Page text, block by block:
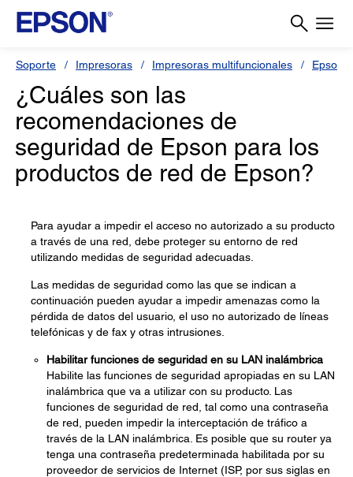
Soporte Impresoras Impresoras multifuncionales Epson L
¿Cuáles son las
recomendaciones de
seguridad de Epson para los
productos de red de Epson?
Para ayudar a impedir el acceso no autorizado a su producto
a través de una red, debe proteger su entorno de red
utilizando medidas de seguridad adecuadas.
Las medidas de seguridad como las que se indican a
continuación pueden ayudar a impedir amenazas como la
pérdida de datos del usuario, el uso no autorizado de líneas
telefónicas y de fax y otras intrusiones.
Habilitar funciones de seguridad en su LAN inalámbrica
Habilite las funciones de seguridad apropiadas en su LAN
inalámbrica que va a utilizar con su producto. Las
funciones de seguridad de red, tal como una contraseña
de red, pueden impedir la interceptación de tráfico a
través de la LAN inalámbrica. Es posible que su router ya
tenga una contraseña predeterminada habilitada por su
proveedor de servicios de Internet (ISP, por sus siglas en